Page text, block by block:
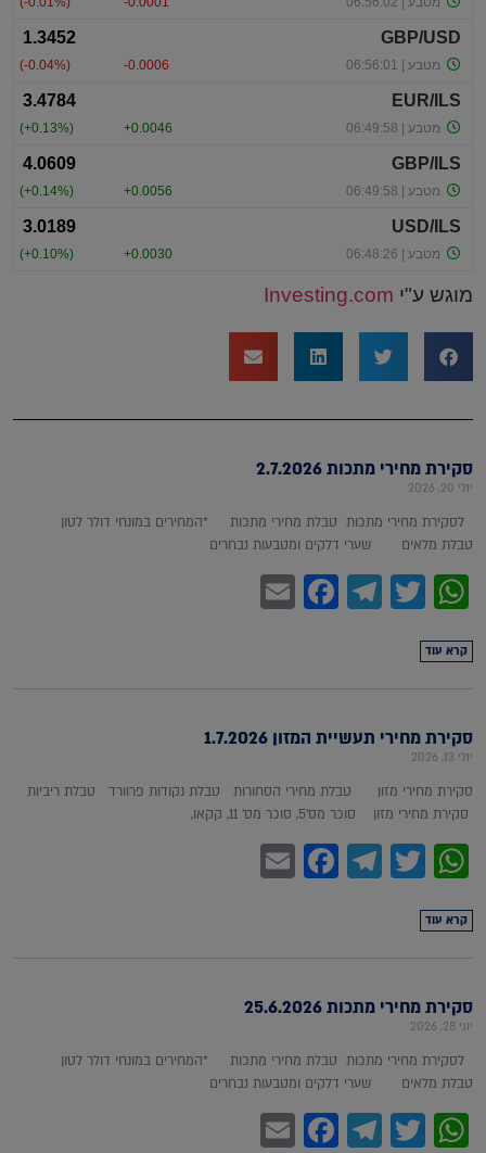
מוגש ע"י Investing.com
סקירת מחירי מתכות 2.7.2026
יולי 20, 2026
לסקירת מחירי מתכות טבלת מחירי מתכות *המחירים במונחי דולר לטון
טבלת מלאים שערי דלקים ומטבעות נבחרים
WhatsApp
Twitter
Telegram
Facebook
קרא עוד
סקירת מחירי תעשיית המזון 1.7.2026
יולי 13, 2026
סקירת מחירי מזון טבלת מחירי הסחורות טבלת נקודות פרוורד טבלת ריביות
סקירת מחירי מזון סוכר מס'5, סוכר מס' 11, קקאו,
WhatsApp
Twitter
Telegram
Facebook
קרא עוד
סקירת מחירי מתכות 25.6.2026
יוני 28, 2026
לסקירת מחירי מתכות טבלת מחירי מתכות *המחירים במונחי דולר לטון
טבלת מלאים שערי דלקים ומטבעות נבחרים
WhatsApp
Twitter
Telegram
Facebook